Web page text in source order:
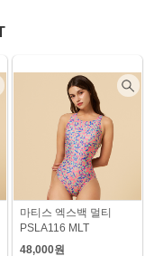
마티스 엑스백 멀티
PSLA116 MLT
48,000원